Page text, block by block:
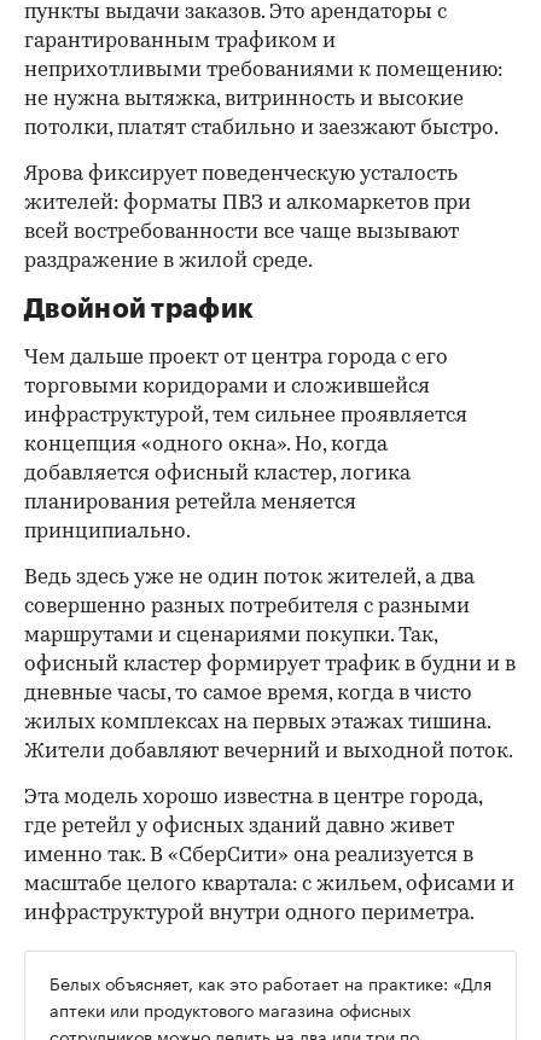
пункты выдачи заказов. Это арендаторы с
гарантированным трафиком и
неприхотливыми требованиями к помещению:
не нужна вытяжка, витринность и высокие
потолки, платят стабильно и заезжают быстро.
Ярова фиксирует поведенческую усталость
жителей: форматы ПВЗ и алкомаркетов при
всей востребованности все чаще вызывают
раздражение в жилой среде.
Двойной трафик
Чем дальше проект от центра города с его
торговыми коридорами и сложившейся
инфраструктурой, тем сильнее проявляется
концепция «одного окна». Но, когда
добавляется офисный кластер, логика
планирования ретейла меняется
принципиально.
Ведь здесь уже не один поток жителей, а два
совершенно разных потребителя с разными
маршрутами и сценариями покупки. Так,
офисный кластер формирует трафик в будни и в
дневные часы, то самое время, когда в чисто
жилых комплексах на первых этажах тишина.
Жители добавляют вечерний и выходной поток.
Эта модель хорошо известна в центре города,
где ретейл у офисных зданий давно живет
именно так. В «СберСити» она реализуется в
масштабе целого квартала: с жильем, офисами и
инфраструктурой внутри одного периметра.
Белых объясняет, как это работает на практике: «Для
аптеки или продуктового магазина офисных